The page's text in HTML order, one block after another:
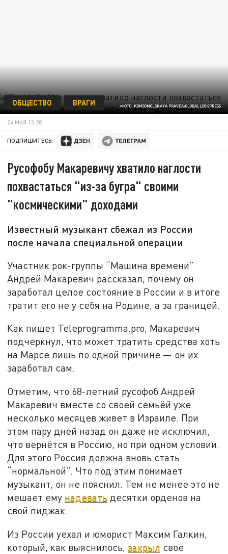
/ФОТО: KOMSOMOLSKAYA PRAVDA/GLOBALLOOKPRESS
ОБЩЕСТВО ВРАГИ
24 МАЯ 13:28
ПОДПИШИТЕСЬ:
Русофобу Макаревичу хватило наглости
похвастаться "из-за бугра" своими
"космическими" доходами
Известный музыкант сбежал из России
после начала специальной операции
Участник рок-группы “Машина времени”
Андрей Макаревич рассказал, почему он
заработал целое состояние в России и в итоге
тратит его не у себя на Родине, а за границей.
Как пишет Teleprogramma.pro, Макаревич
подчеркнул, что может тратить средства хоть
на Марсе лишь по одной причине — он их
заработал сам.
Отметим, что 68-летний русофоб Андрей
Макаревич вместе со своей семьёй уже
несколько месяцев живет в Израиле. При
этом пару дней назад он даже не исключил,
что вернётся в Россию, но при одном условии.
Для этого Россия должна вновь стать
“нормальной”. Что под этим понимает
музыкант, он не пояснил. Тем не менее это не
мешает ему надевать десятки орденов на
свой пиджак.
Из России уехал и юморист Максим Галкин,
который, как выяснилось,закрыл своё